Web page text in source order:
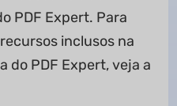
PDF Expert. Para
inclusos na
do PDF Expert, veja a